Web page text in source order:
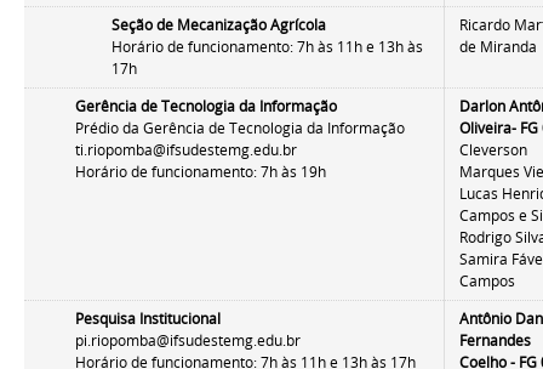
Seção de Mecanização Agrícola
Horário de funcionamento: 7h às 11h e 13h às
17h
Ricardo
de Miranda
Gerência de Tecnologia da Informação
Prédio da Gerência de Tecnologia da Informação
ti.riopomba@ifsudestemg.edu.br
Horário de funcionamento: 7h às 19h
Darlon
Oliveira-
Cleverson
Marques
Lucas
Campos e
Rodrigo
Samira
Campos
Pesquisa Institucional
pi.riopomba@ifsudestemg.edu.br
Horário de funcionamento: 7h às 11h e 13h às 17h
Antônio
Fernandes
Coelho- FG